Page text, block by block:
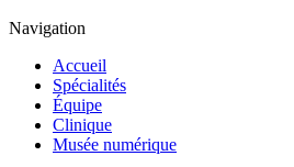
Navigation
Accueil
Spécialités
Équipe
Clinique
Musée numérique